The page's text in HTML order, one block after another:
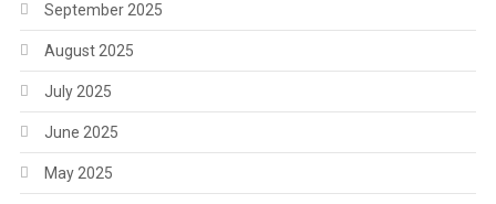
September 2025
August 2025
July 2025
June 2025
May 2025